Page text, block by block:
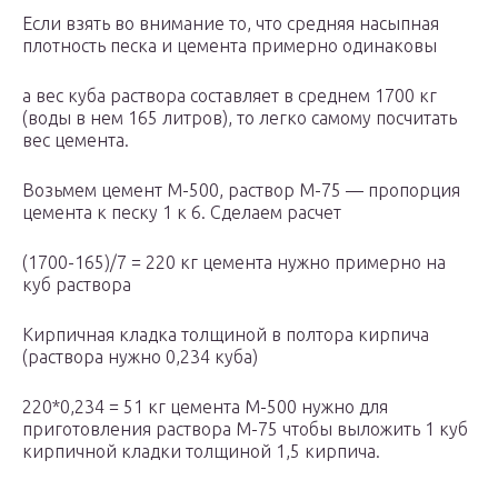
Если взять во внимание то, что средняя насыпная
плотность песка и цемента примерно одинаковы
а вес куба раствора составляет в среднем 1700 кг
(воды в нем 165 литров), то легко самому посчитать
вес цемента.
Возьмем цемент М-500, раствор М-75 — пропорция
цемента к песку 1 к 6. Сделаем расчет
(1700-165)/7 = 220 кг цемента нужно примерно на
куб раствора
Кирпичная кладка толщиной в полтора кирпича
(раствора нужно 0,234 куба)
220*0,234 = 51 кг цемента М-500 нужно для
приготовления раствора М-75 чтобы выложить 1 куб
кирпичной кладки толщиной 1,5 кирпича.